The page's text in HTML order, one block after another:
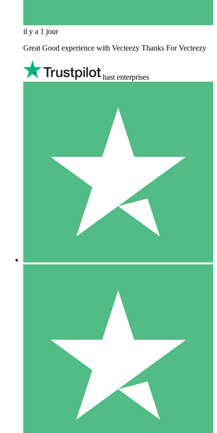
il y a 1 jour
Great Good experience with Vecteezy Thanks For Vecteezy
hast enterprises